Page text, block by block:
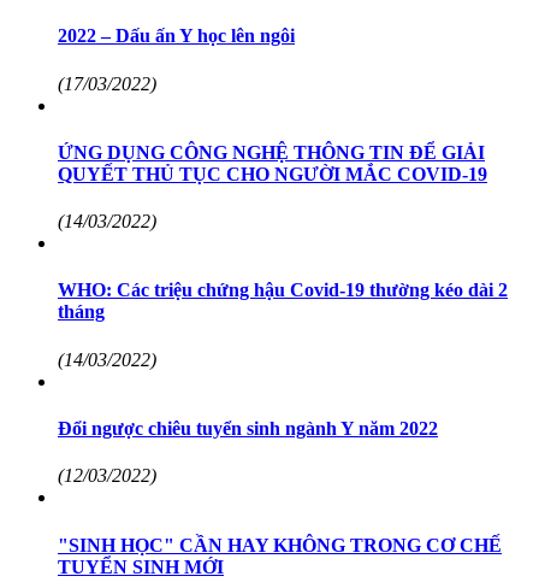
2022 – Dấu ấn Y học lên ngôi
(17/03/2022)
ỨNG DỤNG CÔNG NGHỆ THÔNG TIN ĐỂ GIẢI
QUYẾT THỦ TỤC CHO NGƯỜI MẮC COVID-19
(14/03/2022)
WHO: Các triệu chứng hậu Covid-19 thường kéo dài 2
tháng
(14/03/2022)
Đổi ngược chiêu tuyển sinh ngành Y năm 2022
(12/03/2022)
"SINH HỌC" CẦN HAY KHÔNG TRONG CƠ CHẾ
TUYỂN SINH MỚI